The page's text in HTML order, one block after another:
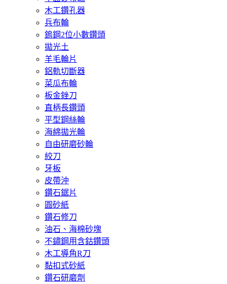
木工鑽孔器
兵布輪
鎢鋼2位小數鑽頭
拋光土
羊毛輪片
鋁軌切斷器
菜瓜布輪
板金銼刀
直柄長鑽頭
平型鋼絲輪
海綿拋光輪
自由研磨砂輪
絞刀
牙板
皮帶沖
鑽石鋸片
圓砂紙
鑽石修刀
油石、海棉砂塊
不鏽鋼用含鈷鑽頭
木工導角R刀
黏扣式砂紙
鑽石研磨劑